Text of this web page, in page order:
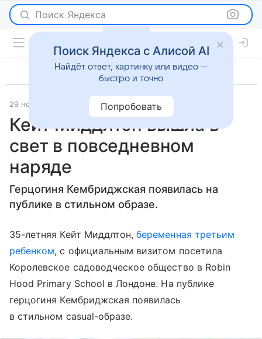
Поиск Яндекса
29 ноября 2017 Светская жизнь
Кейт Миддлтон вышла в
свет в повседневном
наряде
Герцогиня Кембриджская появилась на
публике в стильном образе.
35-летняя Кейт Миддлтон,беременная третьим
ребенком, с официальным визитом посетила
Королевское садоводческое общество в Robin
Hood Primary School в Лондоне. На публике
герцогиня Кембриджская появилась
в стильном casual-образе.
Поиск Яндекса с Алисой AI
Найдёт ответ, картинку или видео —
быстро и точно
Попробовать